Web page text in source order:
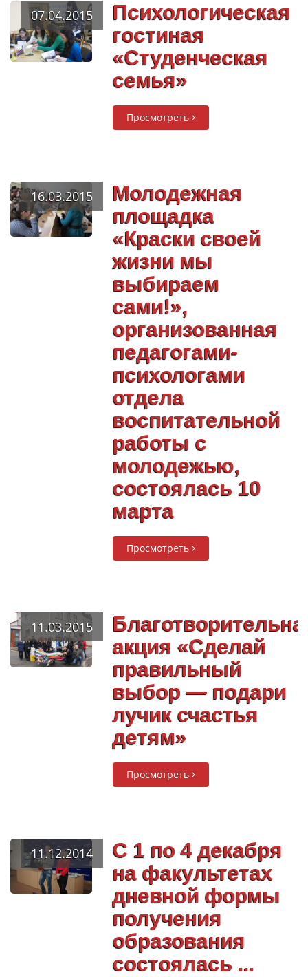
07.04.2015
Психологическая
гостиная
«Студенческая
семья»
Просмотреть
16.03.2015
Молодежная
площадка
«Краски своей
жизни мы
выбираем
сами!»,
организованная
педагогами-
психологами
отдела
воспитательной
работы с
молодежью,
состоялась 10
марта
Просмотреть
11.03.2015
акция «Сделай
правильный
выбор ― подари
лучик счастья
детям»
Просмотреть
11.12.2014
С 1 по 4 декабря
на факультетах
дневной формы
получения
образования
состоялась ...